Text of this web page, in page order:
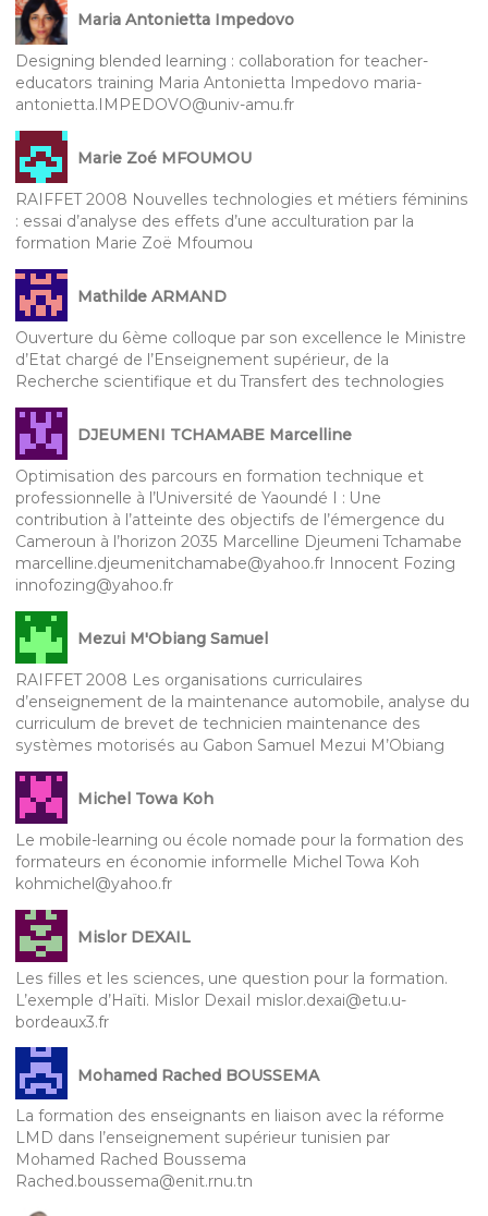
Maria Antonietta Impedovo
Designing blended learning : collaboration for teacher-
educators training Maria Antonietta Impedovo maria-
antonietta.IMPEDOVO@univ-amu.fr
Marie Zoé MFOUMOU
RAIFFET 2008 Nouvelles technologies et métiers féminins
: essai d’analyse des effets d’une acculturation par la
formation Marie Zoë Mfoumou
Mathilde ARMAND
Ouverture du 6ème colloque par son excellence le Ministre
d’Etat chargé de l’Enseignement supérieur, de la
Recherche scientifique et du Transfert des technologies
DJEUMENI TCHAMABE Marcelline
Optimisation des parcours en formation technique et
professionnelle à l’Université de Yaoundé I : Une
contribution à l’atteinte des objectifs de l’émergence du
Cameroun à l’horizon 2035 Marcelline Djeumeni Tchamabe
marcelline.djeumenitchamabe@yahoo.fr Innocent Fozing
innofozing@yahoo.fr
Mezui M'Obiang Samuel
RAIFFET 2008 Les organisations curriculaires
d’enseignement de la maintenance automobile, analyse du
curriculum de brevet de technicien maintenance des
systèmes motorisés au Gabon Samuel Mezui M’Obiang
Michel Towa Koh
Le mobile-learning ou école nomade pour la formation des
formateurs en économie informelle Michel Towa Koh
kohmichel@yahoo.fr
Mislor DEXAIL
Les filles et les sciences, une question pour la formation.
L’exemple d’Haïti. Mislor DexaiI mislor.dexai@etu.u-
bordeaux3.fr
Mohamed Rached BOUSSEMA
La formation des enseignants en liaison avec la réforme
LMD dans l’enseignement supérieur tunisien par
Mohamed Rached Boussema
Rached.boussema@enit.rnu.tn